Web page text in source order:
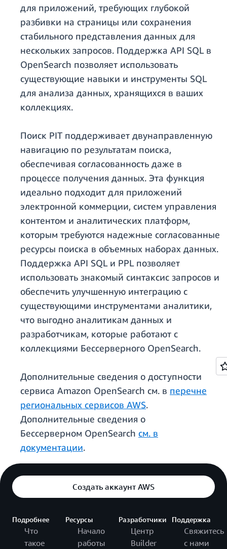
для приложений, требующих глубокой
разбивки на страницы или сохранения
стабильного представления данных для
нескольких запросов. Поддержка API SQL в
OpenSearch позволяет использовать
существующие навыки и инструменты SQL
для анализа данных, хранящихся в ваших
коллекциях.
Поиск PIT поддерживает двунаправленную
навигацию по результатам поиска,
обеспечивая согласованность даже в
процессе получения данных. Эта функция
идеально подходит для приложений
электронной коммерции, систем управления
контентом и аналитических платформ,
которым требуются надежные согласованные
ресурсы поиска в объемных наборах данных.
Поддержка API SQL и PPL позволяет
использовать знакомый синтаксис запросов и
обеспечить улучшенную интеграцию с
существующими инструментами аналитики,
что выгодно аналитикам данных и
разработчикам, которые работают с
коллекциями Бессерверного OpenSearch.
Дополнительные сведения о доступности
сервиса Amazon OpenSearch см. в перечне
региональных сервисов AWS.
Дополнительные сведения о
Бессерверном OpenSearch см. в
документации.
Создать аккаунт AWS
Подробнее
Что
такое
Ресурсы
Начало
работы
Разработчики
Центр
Builder
Поддержка
Свяжитесь
с нами